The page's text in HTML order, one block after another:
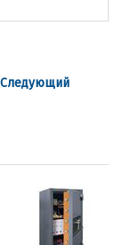
Следующий